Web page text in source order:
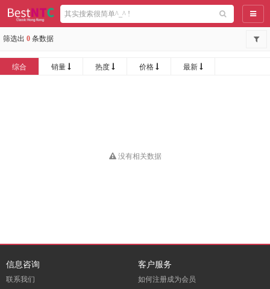
导航
筛选出 0 条数据
综合 销量 热度 价格 最新
没有相关数据
信息咨询
联系我们
客户服务
如何注册成为会员